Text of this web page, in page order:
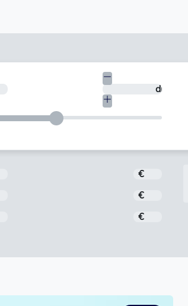
En quants dies vols tornar-ho? dies
€
€
€